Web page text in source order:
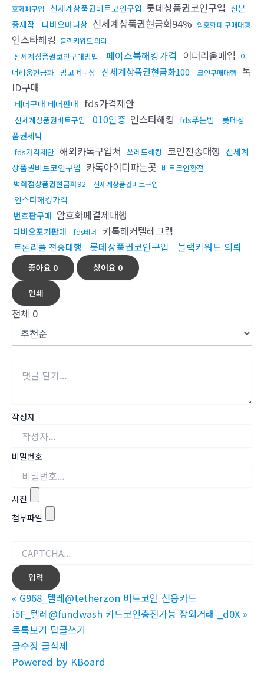
호화폐구입
신세계상품권비트코인구입 롯데상품권코인구입 신분
증제작
다바오머니상 신세계상품권현금화94% 암호화폐 구매대행
인스타해킹 블랙키워드 의뢰
신세계상품권코인구매방법 페이스북해킹가격 이더리움매입 이
더리움현금화 망고머니상 신세계상품권현금화100 코인구매대행
톡
ID구매
테더구매 테더판매 fds가격제안
신세계상품권비트구입 010인증 인스타해킹 fds푸는법
롯데상
품권세탁
fds가격제안 해외카톡구입처 쓰레드해킹 코인전송대행 신세계
상품권비트코인구입 카톡아이디파는곳 비트코인환전
백화점상품권현금화92
신세계상품권비트구입
인스타해킹가격
번호판구매 암호화폐결제대행
다바오포커판매 fds테더 카톡해커텔레그램
트론리플 전송대행 롯데상품권코인구입 블랙키워드 의뢰
좋아요 0 싫어요 0
인쇄
전체 0
작성자
비밀번호
사진
첨부파일
« G968_텔레@tetherzon 비트코인 신용카드
i5F_텔레@fundwash 카드코인충전가능 장외거래 _d0X »
목록보기 답글쓰기
글수정 글삭제
Powered by KBoard